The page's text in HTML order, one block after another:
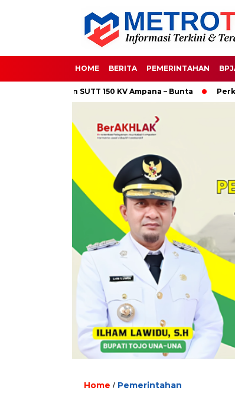
HOME BERITA PEMERINTAHAN
dan SUTT 150 KV Ampana – Bunta Perkuat
Home / Pemerintahan